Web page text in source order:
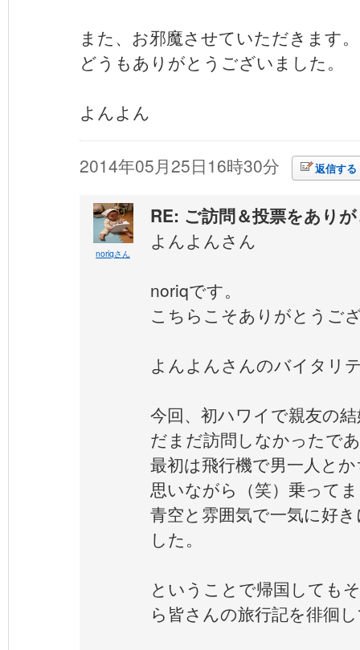
また、お邪魔させていただきます。
どうもありがとうございました。
よんよん
2014年05月25日16時30分 返信する
noriqさん
RE: ご訪問＆投票をあり
よんよんさん
noriqです。
こちらこそありがとうご
よんよんさんのバイタリ
今回、初ハワイで親友の
だまだ訪問しなかったで
最初は飛行機で男一人と
思いながら（笑）乗って
青空と雰囲気で一気に好
した。
ということで帰国しても
ら皆さんの旅行記を徘徊